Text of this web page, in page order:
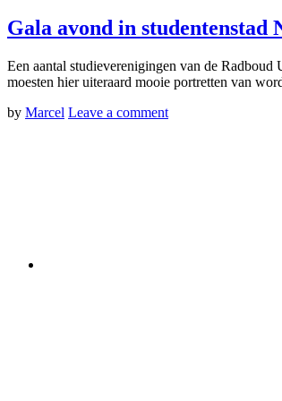
Gala avond in studentenstad
Een aantal studieverenigingen van de
moesten hier uiteraard mooie portretten van
by Marcel Leave a comment